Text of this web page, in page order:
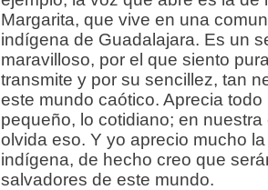
Margarita, que vive en una
indígena de Guadalajara. Es un
maravilloso, por el que siento
transmite y por su sencillez, tan
este mundo caótico. Aprecia todo
pequeño, lo cotidiano; en nuestra
olvida eso. Y yo aprecio mucho
indígena, de hecho creo que
salvadores de este mundo.